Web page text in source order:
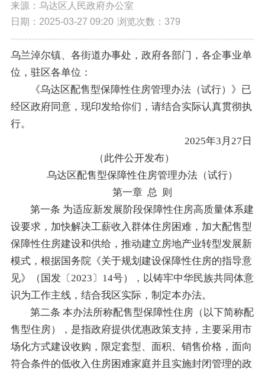
来源：乌达区人民政府办公室
日期：2025-03-27 09:20 浏览次数： 379
乌兰淖尔镇、各街道办事处，政府各部门，各企事业单
位，驻区各单位：
《乌达区配售型保障性住房管理办法（试行）》已
经区政府同意，现印发给你们，请结合实际认真贯彻执
行。
2025年3月27日
（此件公开发布）
乌达区配售型保障性住房管理办法（试行）
第一章 总 则
第一条 为适应新发展阶段保障性住房高质量体系建
设要求，加快解决工薪收入群体住房困难，加大配售型
保障性住房建设和供给，推动建立房地产业转型发展新
模式，根据国务院《关于规划建设保障性住房的指导意
见》（国发〔2023〕14号），以铸牢中华民族共同体意
识为工作主线，结合我区实际，制定本办法。
第二条 本办法所称配售型保障性住房（以下简称配
售型住房），是指政府提供优惠政策支持，主要采用市
场化方式建设收购，限定套型、面积、销售价格，面向
符合条件的低收入住房困难家庭并且实施封闭管理的政